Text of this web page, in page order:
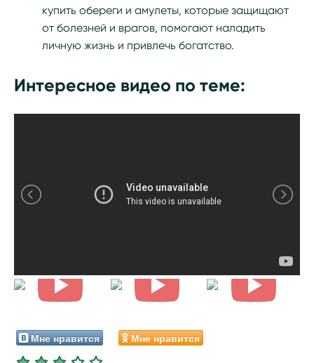
купить обереги и амулеты, которые защищают
от болезней и врагов, помогают наладить
личную жизнь и привлечь богатство.
Интересное видео по теме:
Мне нравится Мне нравится